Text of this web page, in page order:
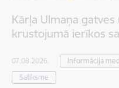
Kārļa Ulmaņa
krustojumā ierīkos
07.08.2026. Informācija
Satiksme